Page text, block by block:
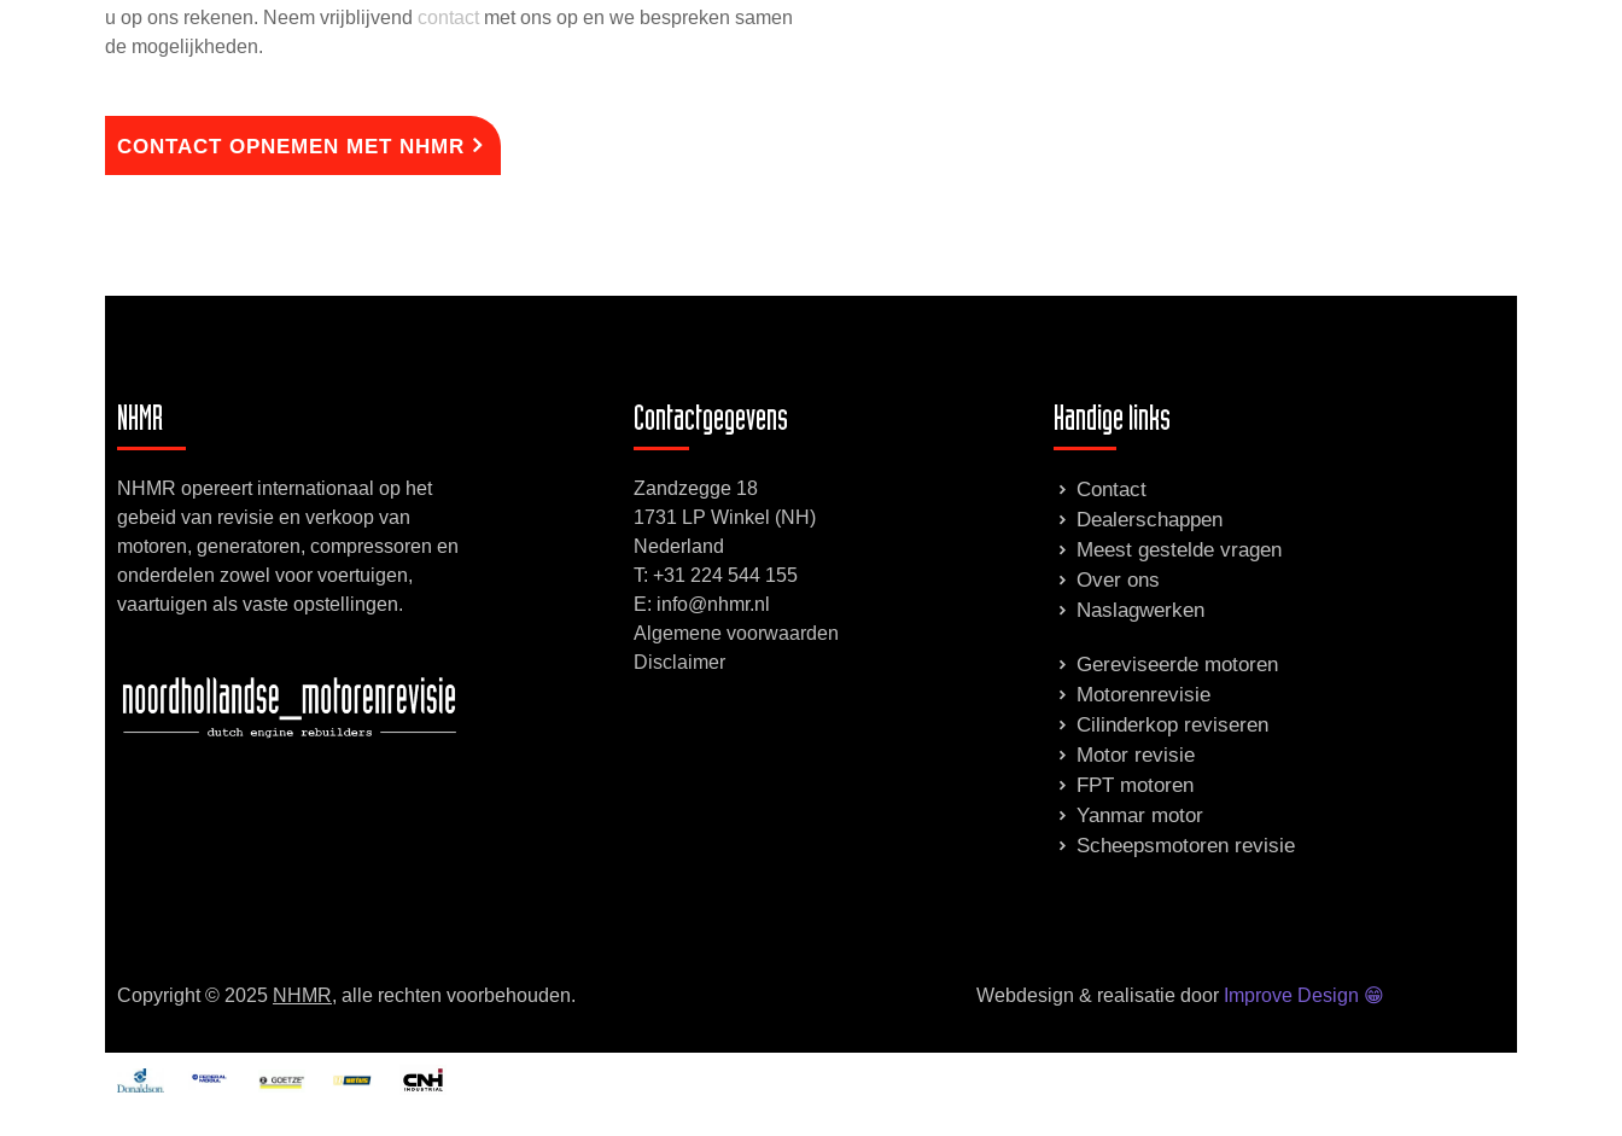
u op ons rekenen. Neem vrijblijvend contact met ons op en we bespreken samen
de mogelijkheden.
CONTACT OPNEMEN MET NHMR
NHMR
NHMR opereert internationaal op het
gebeid van revisie en verkoop van
motoren, generatoren, compressoren en
onderdelen zowel voor voertuigen,
vaartuigen als vaste opstellingen.
Contactgegevens
Zandzegge 18
1731 LP Winkel (NH)
Nederland
T: +31 224 544 155
E: info@nhmr.nl
Algemene voorwaarden
Disclaimer
Handige links
Contact
Dealerschappen
Meest gestelde vragen
Over ons
Naslagwerken
Gereviseerde motoren
Motorenrevisie
Cilinderkop reviseren
Motor revisie
FPT motoren
Yanmar motor
Scheepsmotoren revisie
Copyright © 2025 NHMR, alle rechten voorbehouden. Webdesign & realisatie door Improve Design 😁